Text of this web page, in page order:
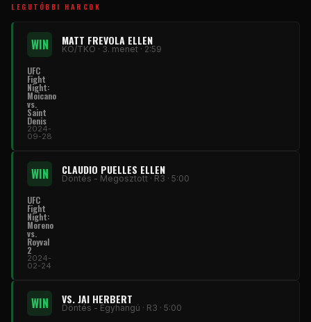
LEGUTÓBBI HARCOK
WIN MATT FREVOLA ELLEN
KO/TKO · 3. menet · 2:59
UFC
Fight
Night:
Moicano
vs.
Saint
Denis
2024-
09-28
WIN CLAUDIO PUELLES ELLEN
Döntés - Megosztott · R3 · 5:00
UFC
Fight
Night:
Moreno
vs.
Royval
2
2024-
02-24
WIN VS. JAI HERBERT
Döntés - Egyhangú · R3 · 5:00